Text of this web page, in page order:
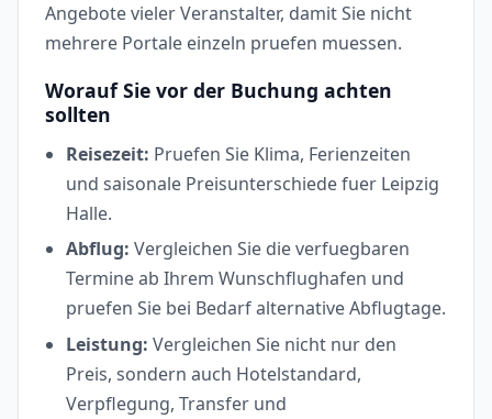
Angebote vieler Veranstalter, damit Sie nicht
mehrere Portale einzeln pruefen muessen.
Worauf Sie vor der Buchung achten
sollten
Reisezeit: Pruefen Sie Klima, Ferienzeiten
und saisonale Preisunterschiede fuer Leipzig
Halle.
Abflug: Vergleichen Sie die verfuegbaren
Termine ab Ihrem Wunschflughafen und
pruefen Sie bei Bedarf alternative Abflugtage.
Leistung: Vergleichen Sie nicht nur den
Preis, sondern auch Hotelstandard,
Verpflegung, Transfer und